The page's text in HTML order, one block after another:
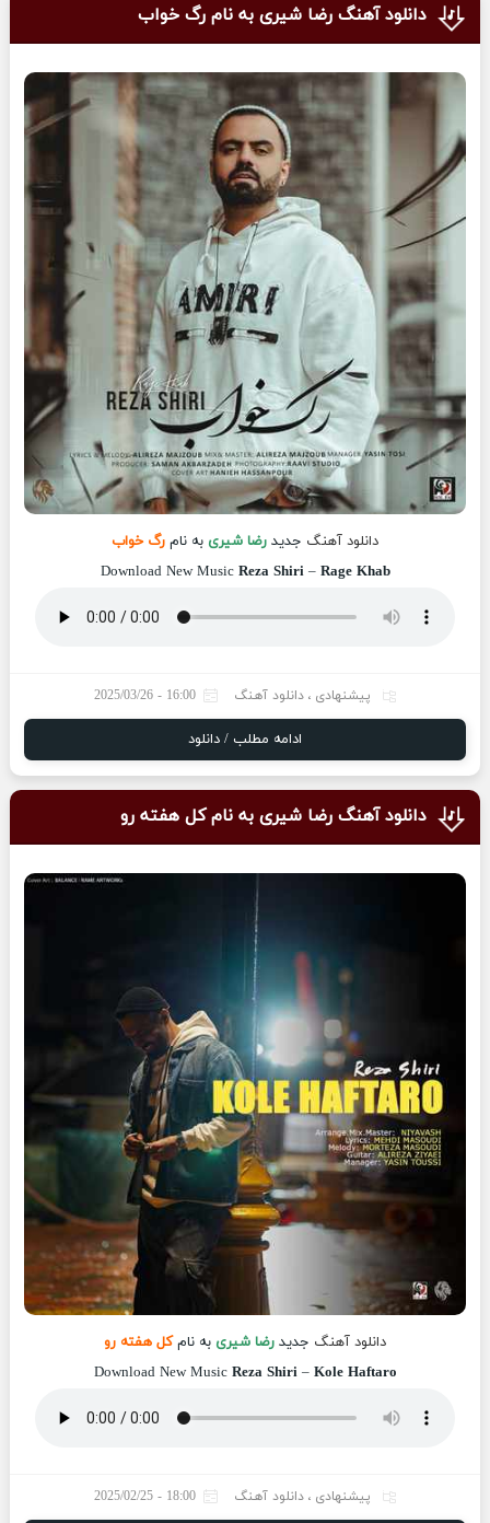
دانلود آهنگ رضا شیری به نام رگ خواب
دانلود آهنگ جدید رضا شیری به نام رگ خواب
Download New Music Reza Shiri– Rage Khab
پیشنهادی ، دانلود آهنگ 16:00 - 2025/03/26
ادامه مطلب / دانلود
دانلود آهنگ رضا شیری به نام کل هفته رو
دانلود آهنگ جدید رضا شیری به نامکل هفته رو
Download New Music Reza Shiri– Kole Haftaro
پیشنهادی ، دانلود آهنگ 18:00 - 2025/02/25